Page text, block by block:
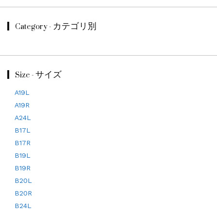
Category - カテゴリ別
Size - サイズ
A19L
A19R
A24L
B17L
B17R
B19L
B19R
B20L
B20R
B24L